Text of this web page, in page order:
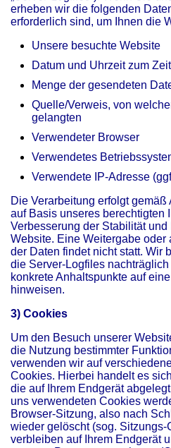
erheben wir die folgenden
erforderlich sind, um Ihnen die
Unsere besuchte Website
Datum und Uhrzeit zum
Menge der gesendeten
Quelle/Verweis, von
gelangten
Verwendeter Browser
Verwendetes
Verwendete IP-Adresse
Die Verarbeitung erfolgt gemäß
auf Basis unseres berechtigten
Verbesserung der Stabilität
Website. Eine Weitergabe
der Daten findet nicht statt. Wir
die Server-Logfiles
konkrete Anhaltspunkte auf
hinweisen.
3) Cookies
Um den Besuch unserer
die Nutzung bestimmter
verwenden wir auf
Cookies. Hierbei handelt es
die auf Ihrem Endgerät
uns verwendeten Cookies
Browser-Sitzung, also nach
wieder gelöscht (sog.
verbleiben auf Ihrem Endgerät